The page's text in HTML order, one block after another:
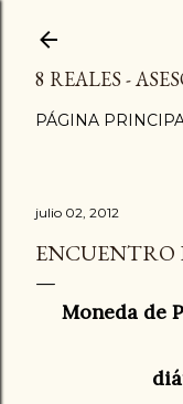
8 REALES -
PÁGINA
julio 02, 2012
ENCUENTRO
Moneda de